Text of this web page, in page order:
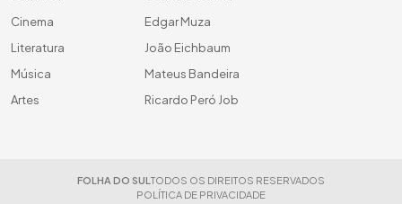
Cinema
Literatura
Música
Artes
Edgar Muza
João Eichbaum
Mateus Bandeira
Ricardo Peró Job
FOLHA DO SUL TODOS OS DIREITOS RESERVADOS
POLÍTICA DE PRIVACIDADE